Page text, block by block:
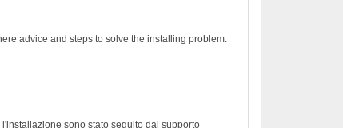
advice and steps to solve the installing problem.
sono stato seguito dal supporto